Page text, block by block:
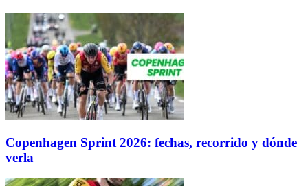
Copenhagen Sprint 2026: fechas, recorrido y dónde
verla